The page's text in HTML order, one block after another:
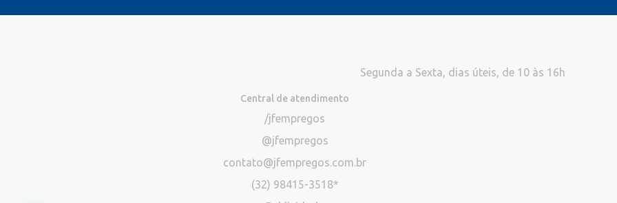
Segunda a Sexta, dias úteis, de 10 às 16h
Central de atendimento
/jfempregos
@jfempregos
contato@jfempregos.com.br
(32) 98415-3518*